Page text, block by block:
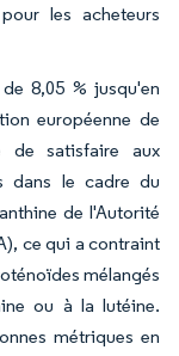
les acheteurs
8,05 % jusqu'en
européenne de
de satisfaire aux
dans le cadre du
de l'Autorité
ce qui a contraint
mélangés
ou à la lutéine.
métriques en